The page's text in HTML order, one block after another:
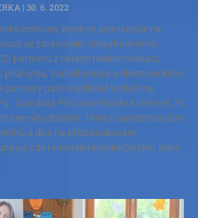
30. 6. 2022
centrum, které se specializuje na
se zdravotním znevýhodněním.
partnerů z oblasti telekomunikací,
průmyslu, maloobchodu a elektronického
partnery patří například Vodafone,
Comdata PRO zaměstnává více než 70
znevýhodněním. Těmto zaměstnancům
a dbá na přizpůsobování
zde i speciální integrační tým, který